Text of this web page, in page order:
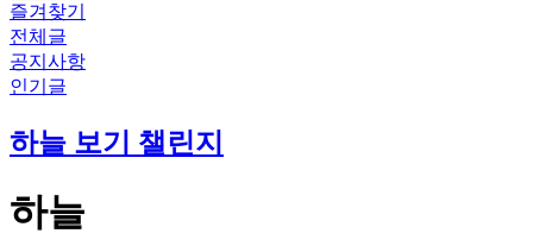
즐겨찾기
전체글
공지사항
인기글
하늘 보기 챌린지
하늘